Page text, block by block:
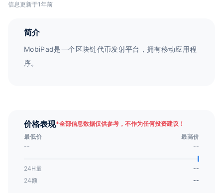
信息更新于1年前
简介
MobiPad是一个区块链代币发射平台，拥有移动应用程
序。
价格表现*全部信息数据仅供参考，不作为任何投资建议！
最低价
最高价
--
--
24H量
--
24额
--